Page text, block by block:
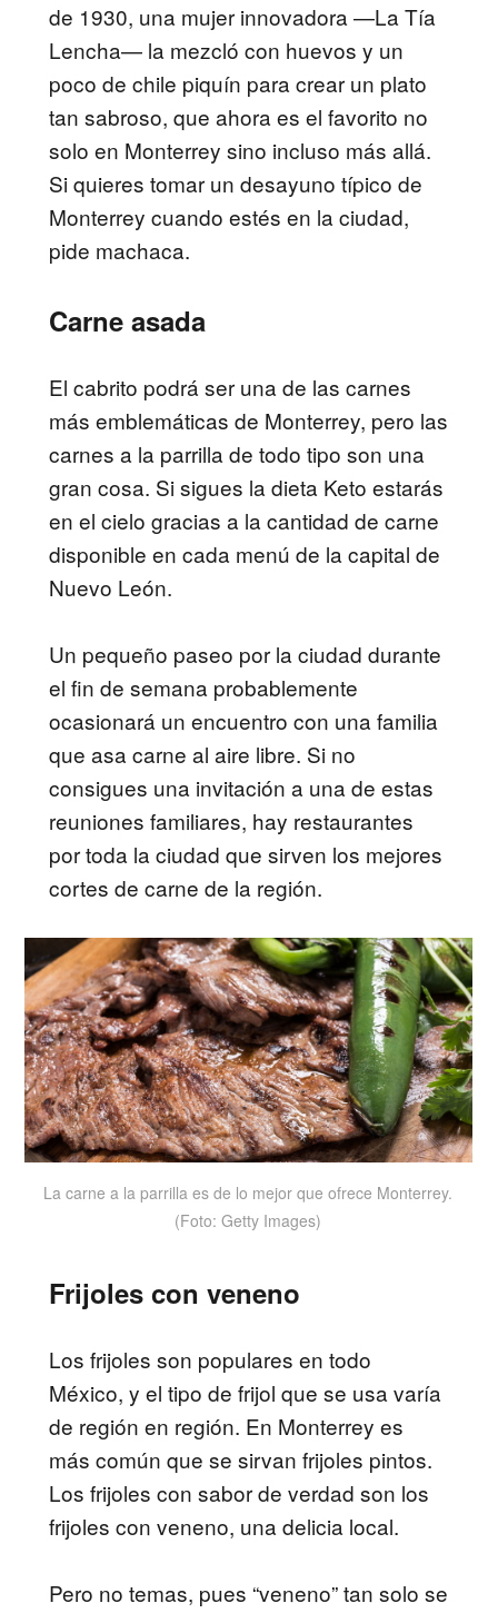
de 1930, una mujer innovadora —La Tía
Lencha— la mezcló con huevos y un
poco de chile piquín para crear un plato
tan sabroso, que ahora es el favorito no
solo en Monterrey sino incluso más allá.
Si quieres tomar un desayuno típico de
Monterrey cuando estés en la ciudad,
pide machaca.
Carne asada
El cabrito podrá ser una de las carnes
más emblemáticas de Monterrey, pero las
carnes a la parrilla de todo tipo son una
gran cosa. Si sigues la dieta Keto estarás
en el cielo gracias a la cantidad de carne
disponible en cada menú de la capital de
Nuevo León.
Un pequeño paseo por la ciudad durante
el fin de semana probablemente
ocasionará un encuentro con una familia
que asa carne al aire libre. Si no
consigues una invitación a una de estas
reuniones familiares, hay restaurantes
por toda la ciudad que sirven los mejores
cortes de carne de la región.
La carne a la parrilla es de lo mejor que ofrece Monterrey.
(Foto: Getty Images)
Frijoles con veneno
Los frijoles son populares en todo
México, y el tipo de frijol que se usa varía
de región en región. En Monterrey es
más común que se sirvan frijoles pintos.
Los frijoles con sabor de verdad son los
frijoles con veneno, una delicia local.
Pero no temas, pues “veneno” tan solo se